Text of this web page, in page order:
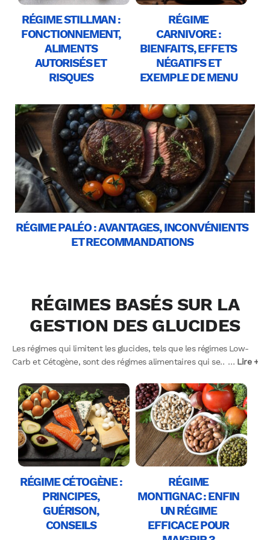
RÉGIME STILLMAN :
FONCTIONNEMENT,
ALIMENTS
AUTORISÉS ET
RISQUES
RÉGIME
CARNIVORE :
BIENFAITS, EFFETS
NÉGATIFS ET
EXEMPLE DE MENU
RÉGIME PALÉO : AVANTAGES, INCONVÉNIENTS
ET RECOMMANDATIONS
RÉGIMES BASÉS SUR LA
GESTION DES GLUCIDES
Les régimes qui limitent les glucides, tels que les régimes Low-
Carb et Cétogène, sont des régimes alimentaires qui se
dans l’alimentation. Ces régimes obligent le corps à puiser dans
les réserves de graisses pour obtenir de l’énergie. Le régime
Montignac, quant à lui, se concentre sur la consommation
d’aliments à faible indice glycémique, qui ne provoquent pas de
pic de glycémie. Nous laissons découvrir le principe du carb
cycling dans son article dédié !
… Lire +
RÉGIME CÉTOGÈNE :
PRINCIPES,
GUÉRISON,
CONSEILS
RÉGIME
MONTIGNAC : ENFIN
UN RÉGIME
EFFICACE POUR